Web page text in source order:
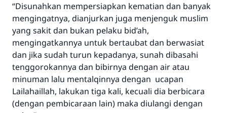
“Disunahkan mempersiapkan kematian dan banyak
mengingatnya, dianjurkan juga menjenguk muslim
yang sakit dan bukan pelaku bid’ah,
mengingatkannya untuk bertaubat dan berwasiat
dan jika sudah turun kepadanya, sunah dibasahi
tenggorokannya dan bibirnya dengan air atau
minuman lalu mentalqinnya dengan ucapan
Lailahaillah, lakukan tiga kali, kecuali dia berbicara
(dengan pembicaraan lain) maka diulangi dengan
Saham